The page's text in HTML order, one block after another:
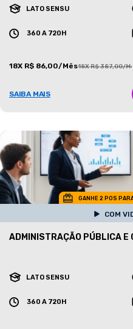
LATO SENSU
360 A 720H
18X R$ 86,00/Mês18X R$ 387,00/
SAIBA MAIS
GANHE 2 POS
COM
ADMINISTRAÇÃO PÚBLICA E
LATO SENSU
360 A 720H